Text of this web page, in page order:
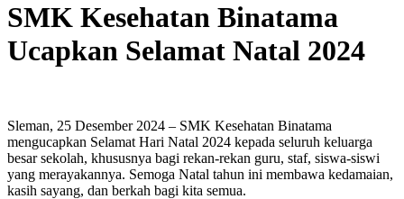
SMK Kesehatan Binatama
Ucapkan Selamat Natal 2024
Sleman, 25 Desember 2024 – SMK Kesehatan Binatama
mengucapkan Selamat Hari Natal 2024 kepada seluruh keluarga
besar sekolah, khususnya bagi rekan-rekan guru, staf, siswa-siswi
yang merayakannya. Semoga Natal tahun ini membawa kedamaian,
kasih sayang, dan berkah bagi kita semua.